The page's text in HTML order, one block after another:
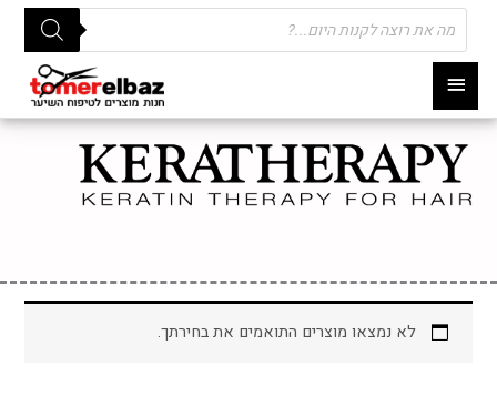
תפריט
ראשי
Products
search
לא נמצאו מוצרים התואמים את בחירתך.